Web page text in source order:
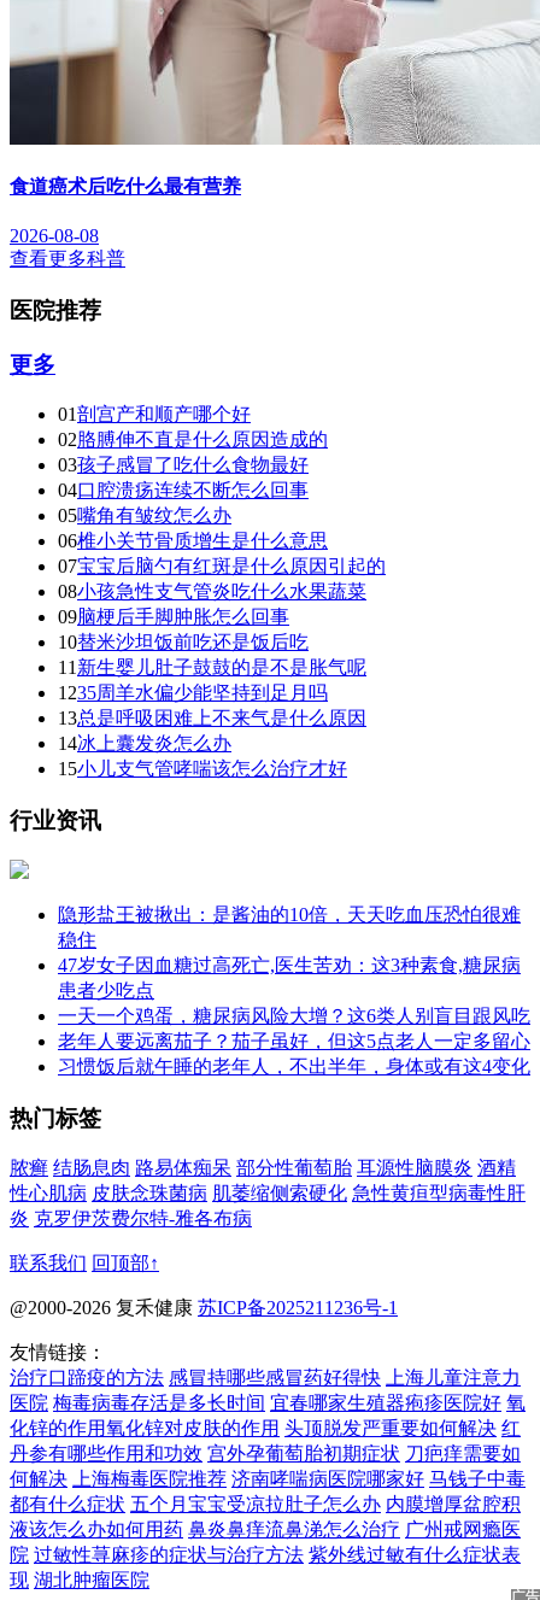
食道癌术后吃什么最有营养
2026-08-08
查看更多科普
医院推荐
更多
01剖宫产和顺产哪个好
02胳膊伸不直是什么原因造成的
03孩子感冒了吃什么食物最好
04口腔溃疡连续不断怎么回事
05嘴角有皱纹怎么办
06椎小关节骨质增生是什么意思
07宝宝后脑勺有红斑是什么原因引起的
08小孩急性支气管炎吃什么水果蔬菜
09脑梗后手脚肿胀怎么回事
10替米沙坦饭前吃还是饭后吃
11 新生婴儿肚子鼓鼓的是不是胀气呢
1235周羊水偏少能坚持到足月吗
13总是呼吸困难上不来气是什么原因
14冰上囊发炎怎么办
15小儿支气管哮喘该怎么治疗才好
行业资讯
隐形盐王被揪出：是酱油的10倍，天天吃血压恐怕很难
稳住
47岁女子因血糖过高死亡,医生苦劝：这3种素食,糖尿病
患者少吃点
一天一个鸡蛋，糖尿病风险大增？这6类人别盲目跟风吃
老年人要远离茄子？茄子虽好，但这5点老人一定多留心
习惯饭后就午睡的老年人，不出半年，身体或有这4变化
热门标签
脓癣 结肠息肉 路易体痴呆 部分性葡萄胎 耳源性脑膜炎 酒精
性心肌病 皮肤念珠菌病 肌萎缩侧索硬化 急性黄疸型病毒性肝
炎 克罗伊茨费尔特-雅各布病
联系我们 回顶部↑
@2000-2026 复禾健康 苏ICP备2025211236号-1
友情链接：
治疗口蹄疫的方法 感冒持哪些感冒药好得快
上海儿童注意力
医院 梅毒病毒存活是多长时间 宜春哪家生殖器疱疹医院好 氧
化锌的作用氧化锌对皮肤的作用 头顶脱发严重要如何解决 红
丹参有哪些作用和功效 宫外孕葡萄胎初期症状 刀疤痒需要如
何解决
上海梅毒医院推荐 济南哮喘病医院哪家好 马钱子中毒
都有什么症状 五个月宝宝受凉拉肚子怎么办 内膜增厚盆腔积
液该怎么办如何用药 鼻炎鼻痒流鼻涕怎么治疗 广州戒网瘾医
院 过敏性荨麻疹的症状与治疗方法 紫外线过敏有什么症状表
现 湖北肿瘤医院